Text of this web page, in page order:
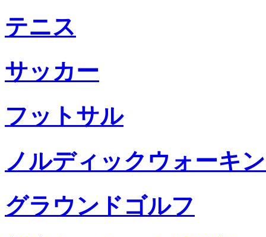
テニス
サッカー
フットサル
ノルディックウォーキ
グラウンドゴルフ